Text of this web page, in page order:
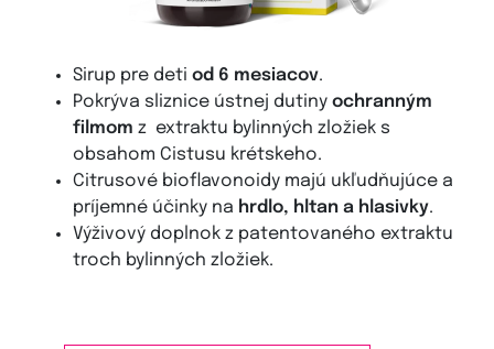
Sirup pre detiod 6 mesiacov.
Pokrýva sliznice ústnej dutinyochranným
filmom z extraktu bylinných zložiek s
obsahom Cistusu krétskeho.
Citrusové bioflavonoidy majú ukľudňujúce a
príjemné účinky na hrdlo, hltan a hlasivky.
Výživový doplnok z patentovaného extraktu
troch bylinných zložiek.